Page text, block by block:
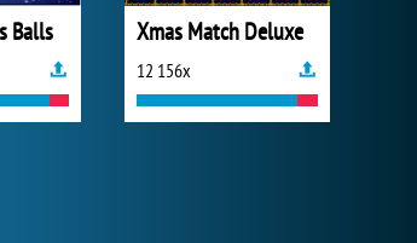
Balls Xmas Match Deluxe
12 156x